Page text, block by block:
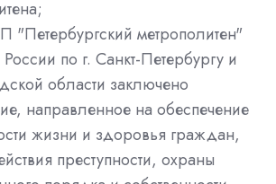
"Петербургский метрополитен"
по г. Санкт-Петербургу и
области заключено
направленное на обеспечение
жизни и здоровья граждан,
преступности, охраны